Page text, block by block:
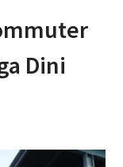
KA Bandara YIA
Dini